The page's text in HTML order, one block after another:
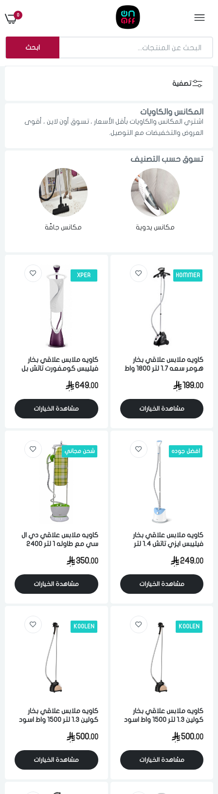
0
ابحث
تصفية
المكانس والكاويات
اشتري المكانس والكاويات بأقل الأسعار ، تسوق أون لاين ، أقوى
العروض والتخفيضات مع التوصيل.
تسوق حسب التصنيف
مكانس يدوية مكانس جافّة
HOMMER
كاويه ملابس علاقي بخار
هومر سعه 1.7 لتر 1800 واط
199.00
مشاهدة الخيارات
XPER
كاويه ملابس علاقي بخار
فيليبس كومفورت تاتش بل
649.00
مشاهدة الخيارات
افضل جوده
كاويه ملابس علاقي بخار
فيليبس ايزي تاتش 1.4 لتر
249.00
مشاهدة الخيارات
شحن مجاني
كاويه ملابس علاقي دي ال
سي مع طاوله 1 لتر 2400
350.00
مشاهدة الخيارات
KOOLEN
كاويه ملابس علاقي بخار
كولين 1.3 لتر 1500 واط اسود
500.00
مشاهدة الخيارات
KOOLEN
كاويه ملابس علاقي بخار
كولين 1.3 لتر 1500 واط اسود
500.00
مشاهدة الخيارات